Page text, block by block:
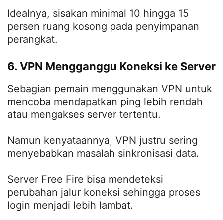
Idealnya, sisakan minimal 10 hingga 15
persen ruang kosong pada penyimpanan
perangkat.
6. VPN Mengganggu Koneksi ke Server
Sebagian pemain menggunakan VPN untuk
mencoba mendapatkan ping lebih rendah
atau mengakses server tertentu.
Namun kenyataannya, VPN justru sering
menyebabkan masalah sinkronisasi data.
Server Free Fire bisa mendeteksi
perubahan jalur koneksi sehingga proses
login menjadi lebih lambat.